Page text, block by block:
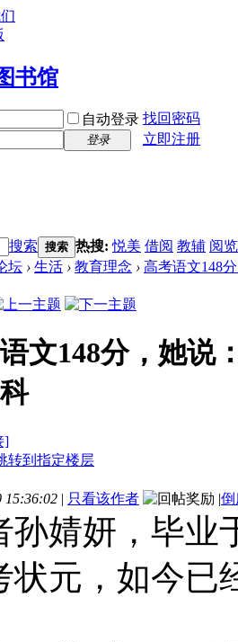
自动登录 找回密码
登录
立即注册
搜索 搜索 热搜:悦美 借阅 教辅 阅览
坛 › 生活 › 教育理念 › 高考语文148
文148分，她说
]
15:36:02 | 只看该作者 |倒
孙婧妍，毕业
状元，如今已